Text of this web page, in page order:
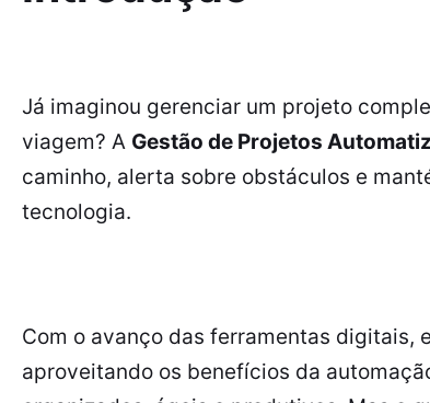
Já imaginou gerenciar um projeto
viagem? A Gestão de Projetos
caminho, alerta sobre obstáculos e
tecnologia.
Com o avanço das ferramentas digitais,
aproveitando os benefícios da